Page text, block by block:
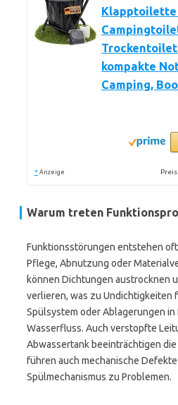
Klapptoilette
kompakte
Camping,
* Anzeige
Warum treten
Funktionsstörungen entstehen
Pflege, Abnutzung oder
können Dichtungen austrocknen
verlieren, was zu Undichtigkeiten
Spülsystem oder Ablagerungen
Wasserfluss. Auch verstopfte
Abwassertank beeinträchtigen
führen auch mechanische
Spülmechanismus zu Problemen.